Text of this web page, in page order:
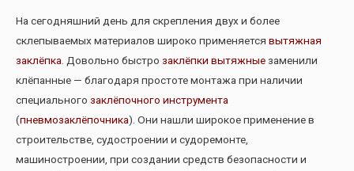
На сегодняшний день для скрепления двух и более
склепываемых материалов широко применяется вытяжная
заклёпка . Довольно быстро заклёпки вытяжные заменили
клёпанные — благодаря простоте монтажа при наличии
специального заклёпочного инструмента
(пневмозаклёпочника). Они нашли широкое применение в
строительстве, судостроении и судоремонте,
машиностроении, при создании средств безопасности и